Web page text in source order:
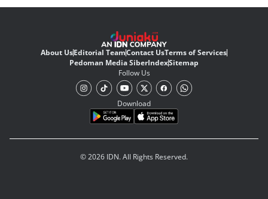
About UsEditorial TeamContact UsTerms of Services
Pedoman Media SiberIndexSitemap
Follow Us
Download
© 2026 IDN. All Rights Reserved.